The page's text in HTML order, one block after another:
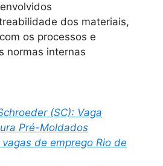
dos materiais,
os processos e
normas internas
(SC): Vaga
Pré-Moldados
de emprego Rio de